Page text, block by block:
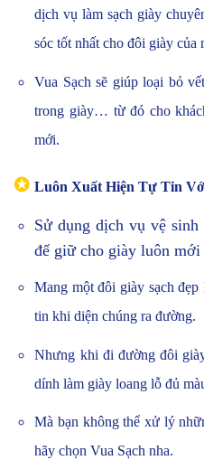
dịch vụ làm sạch giày
sóc tốt nhất cho đôi giày của
Vua Sạch sẽ giúp loại bỏ
trong giày… từ đó cho
mới.
✪ Luôn Xuất Hiện Tự Tin
Sử dụng dịch vụ vệ
để giữ cho giày luôn mới
Mang một đôi giày sạch
tin khi diện chúng ra đường.
Nhưng khi đi đường đôi
dính làm giày loang lỗ đủ
Mà bạn không thể xử lý
hãy chọn Vua Sạch nha.